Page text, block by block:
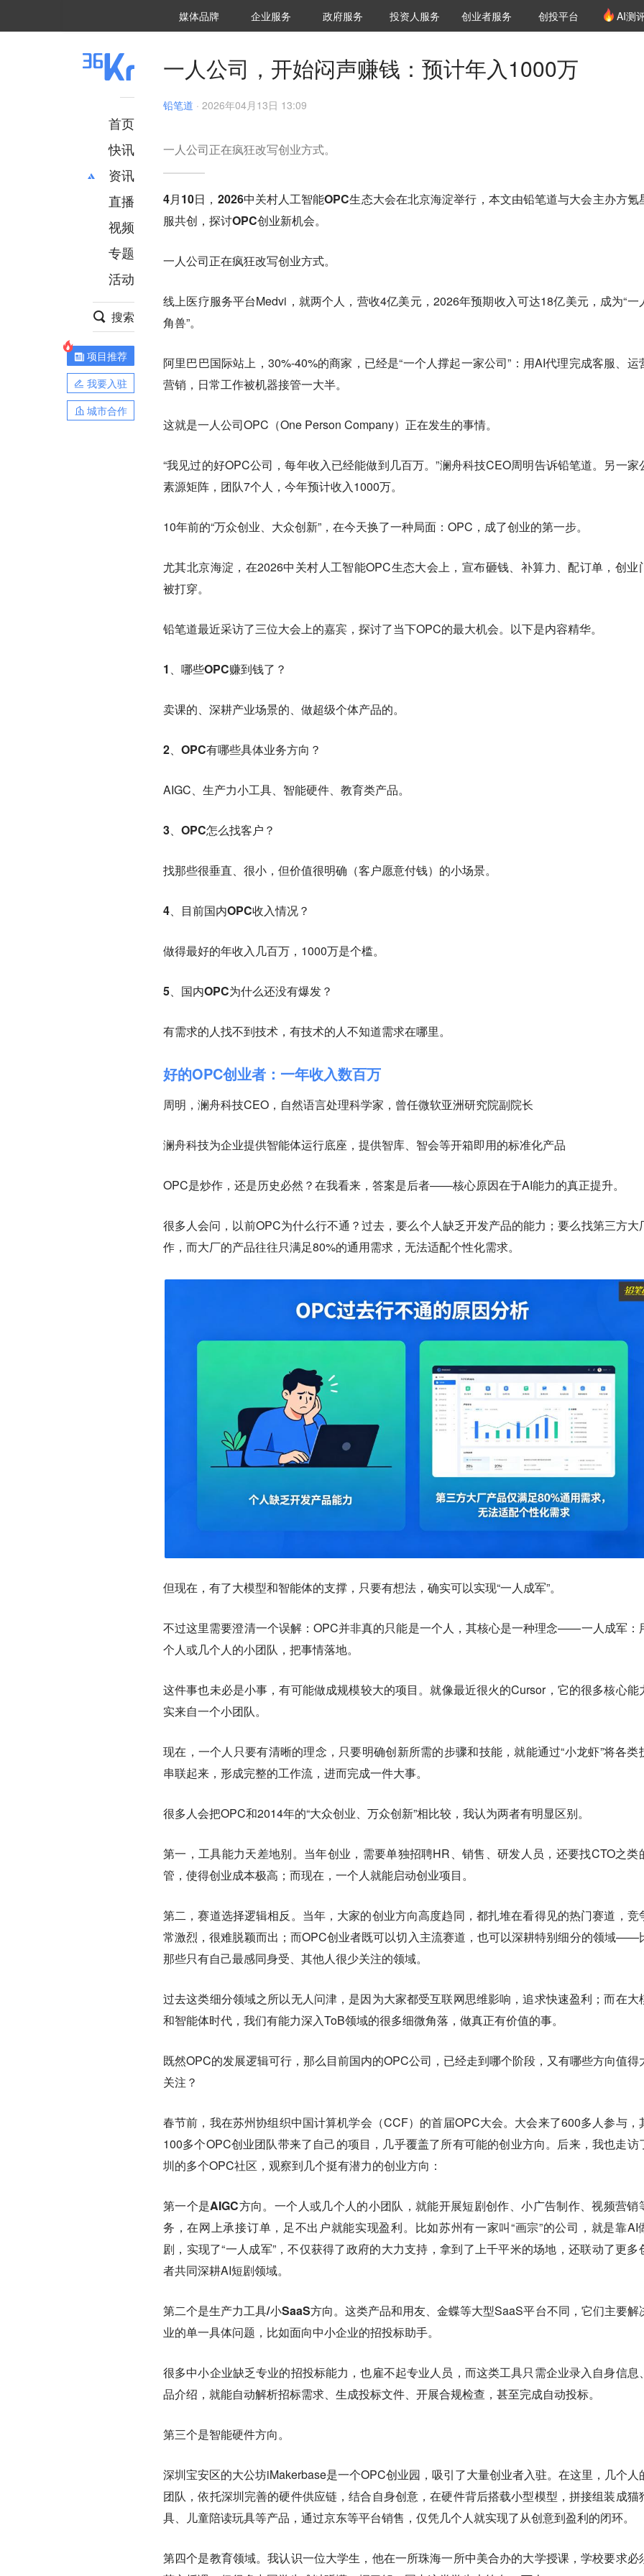
媒体品牌 36Kr研究院
企业服务 城市之窗
政府服务 VClub投资机构库
投资机构职位推介
投资人服务 创投氪堂
创业者服务 创投平台 AI测
首页
快讯
资讯
推荐
财经
项目推荐
安徽
直播
视频
专题
活动
搜索
项目推荐
我要入驻
城市合作
一人公司，开始闷声赚钱：预计年入1000万
铅笔道 · 2026年04月13日 13:09
一人公司正在疯狂改写创业方式。
4月10日，2026中关村人工智能OPC生态大会在北京海淀举行，本文由铅笔道与大会主办方氪
服共创，探讨OPC创业新机会。
一人公司正在疯狂改写创业方式。
线上医疗服务平台Medvi，就两个人，营收4亿美元，2026年预期收入可达18亿美元，成为“一
角兽”。
阿里巴巴国际站上，30%-40%的商家，已经是“一个人撑起一家公司”：用AI代理完成客服、运
营销，日常工作被机器接管一大半。
这就是一人公司OPC（One Person Company）正在发生的事情。
“我见过的好OPC公司，每年收入已经能做到几百万。”澜舟科技CEO周明告诉铅笔道。另一家
素源矩阵，团队7个人，今年预计收入1000万。
10年前的“万众创业、大众创新”，在今天换了一种局面：OPC，成了创业的第一步。
尤其北京海淀，在2026中关村人工智能OPC生态大会上，宣布砸钱、补算力、配订单，创业
被打穿。
铅笔道最近采访了三位大会上的嘉宾，探讨了当下OPC的最大机会。以下是内容精华。
1、哪些OPC赚到钱了？
卖课的、深耕产业场景的、做超级个体产品的。
2、OPC有哪些具体业务方向？
AIGC、生产力小工具、智能硬件、教育类产品。
3、OPC怎么找客户？
找那些很垂直、很小，但价值很明确（客户愿意付钱）的小场景。
4、目前国内OPC收入情况？
做得最好的年收入几百万，1000万是个槛。
5、国内OPC为什么还没有爆发？
有需求的人找不到技术，有技术的人不知道需求在哪里。
好的OPC创业者：一年收入数百万
周明，澜舟科技CEO，自然语言处理科学家，曾任微软亚洲研究院副院长
澜舟科技为企业提供智能体运行底座，提供智库、智会等开箱即用的标准化产品
OPC是炒作，还是历史必然？在我看来，答案是后者——核心原因在于AI能力的真正提升。
很多人会问，以前OPC为什么行不通？过去，要么个人缺乏开发产品的能力；要么找第三方大
作，而大厂的产品往往只满足80%的通用需求，无法适配个性化需求。
但现在，有了大模型和智能体的支撑，只要有想法，确实可以实现“一人成军”。
不过这里需要澄清一个误解：OPC并非真的只能是一个人，其核心是一种理念——一人成军：
个人或几个人的小团队，把事情落地。
这件事也未必是小事，有可能做成规模较大的项目。就像最近很火的Cursor，它的很多核心能
实来自一个小团队。
现在，一个人只要有清晰的理念，只要明确创新所需的步骤和技能，就能通过“小龙虾”将各类
串联起来，形成完整的工作流，进而完成一件大事。
很多人会把OPC和2014年的“大众创业、万众创新”相比较，我认为两者有明显区别。
第一，工具能力天差地别。 当年创业，需要单独招聘HR、销售、研发人员，还要找CTO之类
管，使得创业成本极高；而现在，一个人就能启动创业项目。
第二，赛道选择逻辑相反。 当年，大家的创业方向高度趋同，都扎堆在看得见的热门赛道，竞
常激烈，很难脱颖而出；而OPC创业者既可以切入主流赛道，也可以深耕特别细分的领域——
那些只有自己最感同身受、其他人很少关注的领域。
过去这类细分领域之所以无人问津，是因为大家都受互联网思维影响，追求快速盈利；而在大
和智能体时代，我们有能力深入ToB领域的很多细微角落，做真正有价值的事。
既然OPC的发展逻辑可行，那么目前国内的OPC公司，已经走到哪个阶段，又有哪些方向值得
关注？
春节前，我在苏州协组织中国计算机学会（CCF）的首届OPC大会。大会来了600多人参与，
100多个OPC创业团队带来了自己的项目，几乎覆盖了所有可能的创业方向。后来，我也走访
圳的多个OPC社区，观察到几个挺有潜力的创业方向：
第一个是AIGC方向。 一个人或几个人的小团队，就能开展短剧创作、小广告制作、视频营销
务，在网上承接订单，足不出户就能实现盈利。比如苏州有一家叫“画宗”的公司，就是靠AI
剧，实现了“一人成军”，不仅获得了政府的大力支持，拿到了上千平米的场地，还联动了更多
者共同深耕AI短剧领域。
第二个是生产力工具/小SaaS方向。 这类产品和用友、金蝶等大型SaaS平台不同，它们主要解
业的单一具体问题，比如面向中小企业的招投标助手。
很多中小企业缺乏专业的招投标能力，也雇不起专业人员，而这类工具只需企业录入自身信息
品介绍，就能自动解析招标需求、生成投标文件、开展合规检查，甚至完成自动投标。
第三个是智能硬件方向。
深圳宝安区的大公坊iMakerbase是一个OPC创业园，吸引了大量创业者入驻。在这里，几个人
团队，依托深圳完善的硬件供应链，结合自身创意，在硬件背后搭载小型模型，拼接组装成猫
具、儿童陪读玩具等产品，通过京东等平台销售，仅凭几个人就实现了从创意到盈利的闭环。
第四个是教育领域。我认识一位大学生，他在一所珠海一所中美合办的大学授课，学校要求必